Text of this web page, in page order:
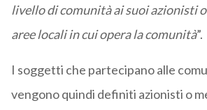
livello di comunità ai suoi azionisti
aree locali in cui opera la comunità”.
I soggetti che partecipano alle
vengono quindi definiti azionisti o